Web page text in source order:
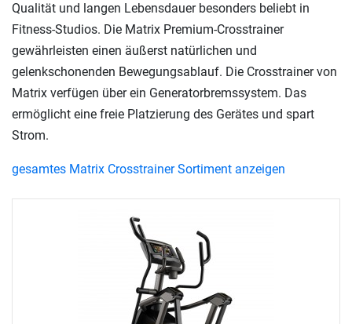
Qualität und langen Lebensdauer besonders beliebt in
Fitness-Studios. Die Matrix Premium-Crosstrainer
gewährleisten einen äußerst natürlichen und
gelenkschonenden Bewegungsablauf. Die Crosstrainer von
Matrix verfügen über ein Generatorbremssystem. Das
ermöglicht eine freie Platzierung des Gerätes und spart
Strom.
gesamtes Matrix Crosstrainer Sortiment anzeigen